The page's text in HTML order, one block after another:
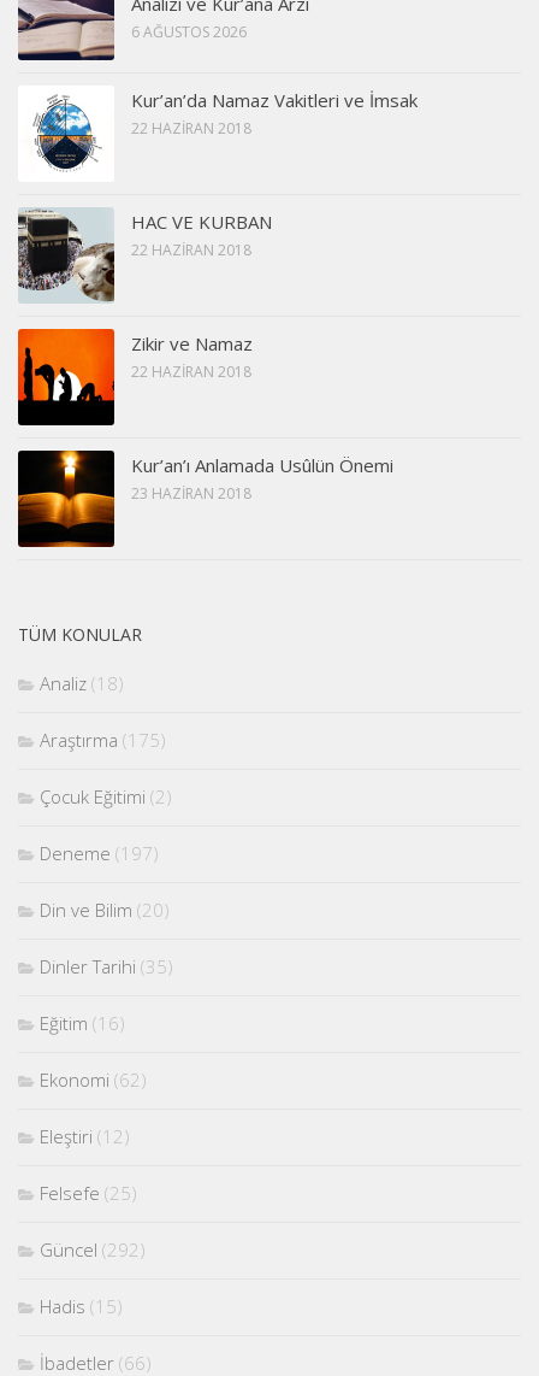
6 AĞUSTOS 2026
Kur’an’da Namaz Vakitleri ve İmsak
22 HAZIRAN 2018
HAC VE KURBAN
22 HAZIRAN 2018
Zikir ve Namaz
22 HAZIRAN 2018
Kur’an’ı Anlamada Usûlün Önemi
23 HAZIRAN 2018
TÜM KONULAR
Analiz (18)
Araştırma (175)
Çocuk Eğitimi (2)
Deneme (197)
Din ve Bilim (20)
Dinler Tarihi (35)
Eğitim (16)
Ekonomi (62)
Eleştiri (12)
Felsefe (25)
Güncel (292)
Hadis (15)
İbadetler (66)